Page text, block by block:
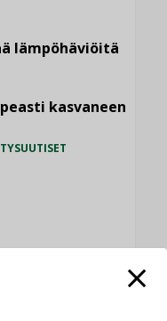
lämpöhäviöitä
kasvaneen